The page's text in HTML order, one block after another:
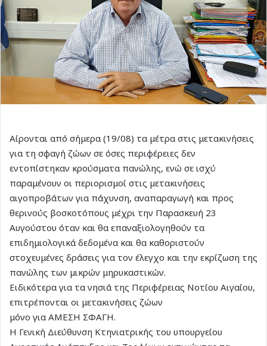
Αίρονται από σήμερα (19/08) τα μέτρα στις μετακινήσεις
για τη σφαγή ζώων σε όσες περιφέρειες δεν
εντοπίστηκαν κρούσματα πανώλης, ενώ σε ισχύ
παραμένουν οι περιορισμοί στις μετακινήσεις
αιγοπροβάτων για πάχυνση, αναπαραγωγή και προς
θερινούς βοσκοτόπους μέχρι την Παρασκευή 23
Αυγούστου όταν και θα επαναξιολογηθούν τα
επιδημιολογικά δεδομένα και θα καθοριστούν
στοχευμένες δράσεις για τον έλεγχο και την εκρίζωση της
πανώλης των μικρών μηρυκαστικών.
Ειδικότερα για τα νησιά της Περιφέρειας Νοτίου Αιγαίου,
επιτρέπονται οι μετακινήσεις ζώων
μόνο για ΑΜΕΣΗ ΣΦΑΓΗ.
Η Γενική Διεύθυνση Κτηνιατρικής του υπουργείου